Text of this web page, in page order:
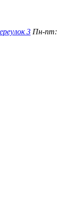
3 Пн-пт: